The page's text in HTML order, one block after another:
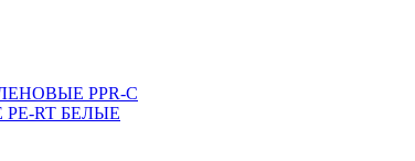
PPR-C
RT БЕЛЫЕ